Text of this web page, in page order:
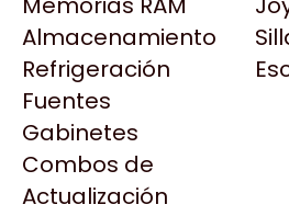
Almacenamiento
Refrigeración
Fuentes
Gabinetes
Combos de
Actualización
Acer
Adata
AeroCool
Antec
Arkham
Asrock
GRABA DVD
BLACK SATA